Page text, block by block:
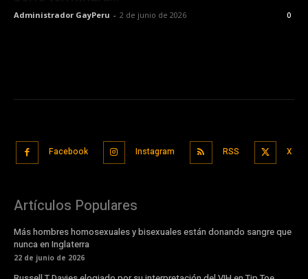
Administrador GayPeru - 2 de junio de 2026 0
Facebook Instagram RSS X
Artículos Populares
Más hombres homosexuales y bisexuales están donando sangre que
nunca en Inglaterra
22 de junio de 2026